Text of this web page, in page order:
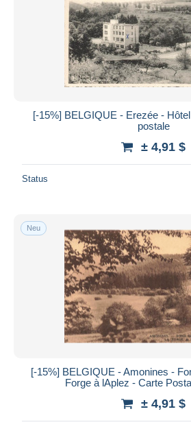
[-15%] BELGIQUE - Erezée -
postale
± 4,91 $
Status
Neu
[-15%] BELGIQUE - Amonines -
Forge à lAplez - Carte
± 4,91 $